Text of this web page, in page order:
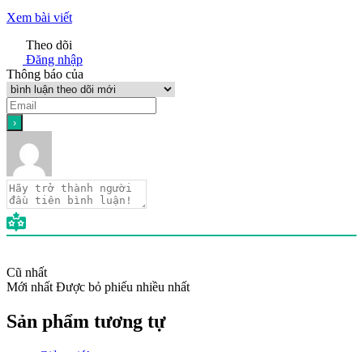
Xem bài viết
Theo dõi
Đăng nhập
Thông báo của
Cũ nhất
Mới nhất Được bỏ phiếu nhiều nhất
Sản phẩm tương tự